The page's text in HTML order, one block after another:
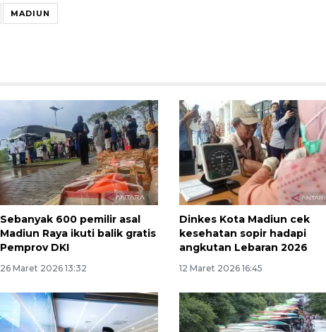
MADIUN
Sebanyak 600 pemilir asal
Madiun Raya ikuti balik gratis
Pemprov DKI
26 Maret 2026 13:32
Dinkes Kota Madiun cek
kesehatan sopir hadapi
angkutan Lebaran 2026
12 Maret 2026 16:45